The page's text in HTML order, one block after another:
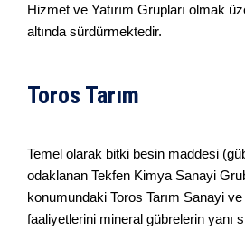
Hizmet ve Yatırım Grupları olmak
altında sürdürmektedir.
Toros Tarım
Temel olarak bitki besin maddesi
odaklanan Tekfen Kimya Sanayi
konumundaki Toros Tarım Sanayi
faaliyetlerini mineral gübrelerin yanı